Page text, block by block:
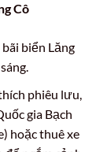
Cô
biển Lăng
phiêu lưu,
gia Bạch
hoặc thuê xe